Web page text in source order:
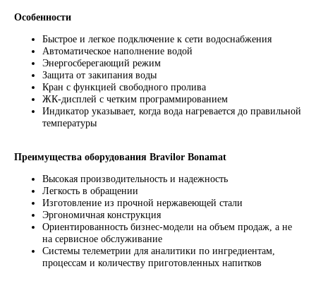
Особенности
Быстрое и легкое подключение к сети водоснабжения
Автоматическое наполнение водой
Энергосберегающий режим
Защита от закипания воды
Кран с функцией свободного пролива
ЖК-дисплей с четким программированием
Индикатор указывает, когда вода нагревается до правильной
температуры
Преимущества оборудования Bravilor Bonamat
Высокая производительность и надежность
Легкость в обращении
Изготовление из прочной нержавеющей стали
Эргономичная конструкция
Ориентированность бизнес-модели на объем продаж, а не
на сервисное обслуживание
Системы телеметрии для аналитики по ингредиентам,
процессам и количеству приготовленных напитков
ПОДПИШИТЕСЬ
НА НАШУ
РАССЫЛКУ